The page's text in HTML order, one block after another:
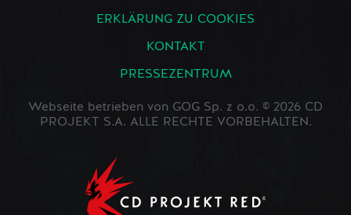
ERKLÄRUNG ZU COOKIES
KONTAKT
PRESSEZENTRUM
Webseite betrieben von GOG Sp. z o.o. © 2026 CD
PROJEKT S.A. ALLE RECHTE VORBEHALTEN.